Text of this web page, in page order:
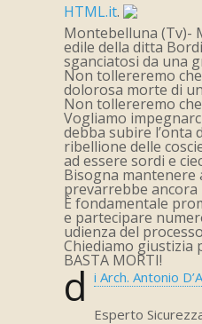
HTML.it.
Montebelluna (Tv)-
edile della ditta
sganciatosi da una
Non tollereremo
dolorosa morte di
Non tollereremo
Vogliamo
debba subire l’onta
ribellione delle
ad essere sordi e
Bisogna mantenere
prevarrebbe
È fondamentale
e partecipare
udienza del
Chiediamo
BASTA MORTI!
d i Arch. Antonio
Esperto